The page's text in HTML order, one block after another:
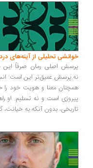
خوانشی تحلیلی از آینه‌های
پرسش اصلی رمان صرفاً این
نه.پرسش عمیق‌تر این است:
همچنان معنا و هویت خود را
پیروزی است و نه تسلیم. او
تاریخی، بدون آنکه به خیانت،